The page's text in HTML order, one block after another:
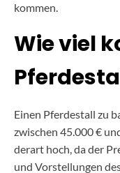
kommen.
Wie viel
Einen Pferdestall zu
zwischen 45.000 €
derart hoch, da der
und Vorstellungen